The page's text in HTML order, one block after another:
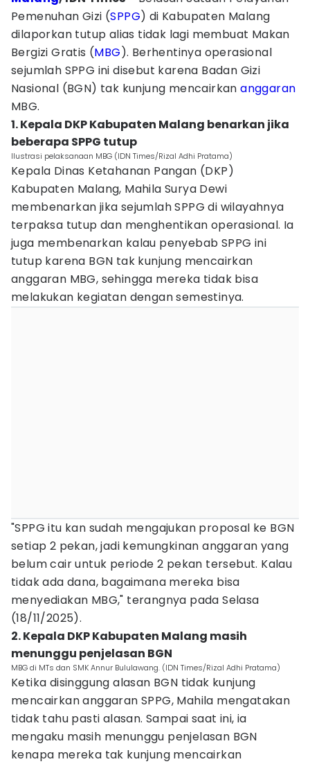
Pemenuhan Gizi (SPPG) di Kabupaten Malang
dilaporkan tutup alias tidak lagi membuat Makan
Bergizi Gratis (MBG). Berhentinya operasional
sejumlah SPPG ini disebut karena Badan Gizi
Nasional (BGN) tak kunjung mencairkananggaran
MBG.
1. Kepala DKP Kabupaten Malang benarkan jika
beberapa SPPG tutup
Ilustrasi pelaksanaan MBG (IDN Times/Rizal Adhi Pratama)
Kepala Dinas Ketahanan Pangan (DKP)
Kabupaten Malang, Mahila Surya Dewi
membenarkan jika sejumlah SPPG di wilayahnya
terpaksa tutup dan menghentikan operasional. Ia
juga membenarkan kalau penyebab SPPG ini
tutup karena BGN tak kunjung mencairkan
anggaran MBG, sehingga mereka tidak bisa
melakukan kegiatan dengan semestinya.
"SPPG itu kan sudah mengajukan proposal ke BGN
setiap 2 pekan, jadi kemungkinan anggaran yang
belum cair untuk periode 2 pekan tersebut. Kalau
tidak ada dana, bagaimana mereka bisa
menyediakan MBG," terangnya pada Selasa
(18/11/2025).
2. Kepala DKP Kabupaten Malang masih
menunggu penjelasan BGN
MBG di MTs dan SMK Annur Bululawang. (IDN Times/Rizal Adhi Pratama)
Ketika disinggung alasan BGN tidak kunjung
mencairkan anggaran SPPG, Mahila mengatakan
tidak tahu pasti alasan. Sampai saat ini, ia
mengaku masih menunggu penjelasan BGN
kenapa mereka tak kunjung mencairkan